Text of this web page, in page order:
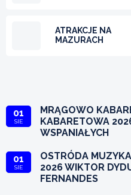
ATRAKCJE NA
MAZURACH
01
SIE
MRĄGOWO
KABARETOWA
WSPANIAŁYCH
01
SIE
OSTRÓDA
2026 WIKTOR
FERNANDES